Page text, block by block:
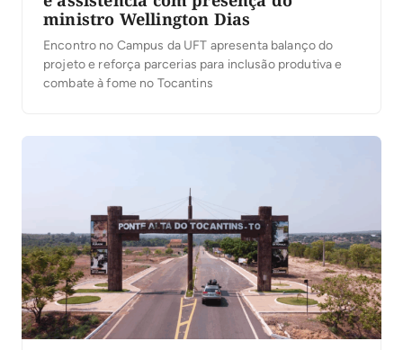
ministro Wellington Dias
Encontro no Campus da UFT apresenta balanço do
projeto e reforça parcerias para inclusão produtiva e
combate à fome no Tocantins